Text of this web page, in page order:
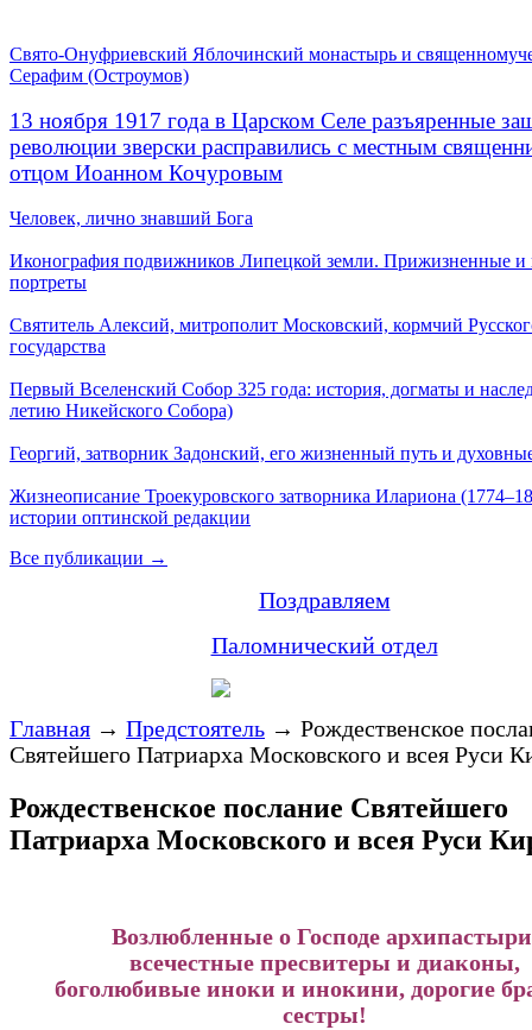
Свято-Онуфриевский Яблочинский монастырь и
Серафим (Остроумов)
13 ноября 1917 года в Царском Селе разъяренные
революции зверски расправились с местным
отцом Иоанном Кочуровым
Человек, лично знавший Бога
Иконография подвижников Липецкой земли. Прижизненные и
портреты
Святитель Алексий, митрополит Московский, кормчий
государства
Первый Вселенский Собор 325 года: история, догматы и
летию Никейского Собора)
Георгий, затворник Задонский, его жизненный путь и
Жизнеописание Троекуровского затворника Илариона
истории оптинской редакции
Все публикации →
Поздравляем
Паломнический отдел
Главная → Предстоятель → Рождественское
Святейшего Патриарха Московского и всея Руси
Рождественское послание Святейшего
Патриарха Московского и всея Руси
Возлюбленные о Господе
всечестные пресвитеры и диаконы,
боголюбивые иноки и инокини, дорогие
сестры!